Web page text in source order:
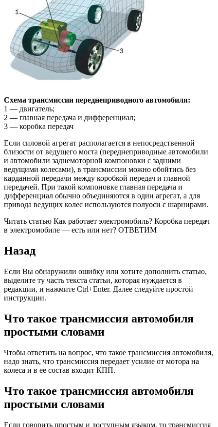
Схема трансмиссии переднеприводного автомобиля:
1 — двигатель;
2 — главная передача и дифференциал;
3 — коробка передач
Если силовой агрегат располагается в непосредственной
близости от ведущего моста (переднеприводные автомобили
и автомобили заднемоторной компоновки с задними
ведущими колесами), в трансмиссии можно обойтись без
карданной передачи между коробкой передач и главной
передачей. При такой компоновке главная передача и
дифференциал обычно объединяются в один агрегат, а для
привода ведущих колес используются полуоси с шарнирами.
Читать статью Как работает электромобиль? Коробка передач
в электромобиле — есть или нет? ОТВЕТИМ
Назад
Если Вы обнаружили ошибку или хотите дополнить статью,
выделите ту часть текста статьи, которая нуждается в
редакции, и нажмите Ctrl+Enter. Далее следуйте простой
инструкции.
Что такое трансмиссия автомобиля
простыми словами
Чтобы ответить на вопрос, что такое трансмиссия автомобиля,
надо знать, что трансмиссия передает усилие от мотора на
колеса и в ее состав входит КПП.
Что такое трансмиссия автомобиля
простыми словами
Если говорить простым и доступным языком, то трансмиссия